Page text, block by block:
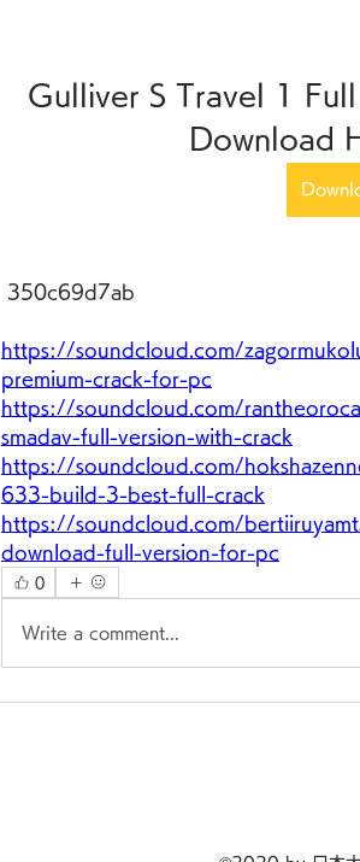
Gulliver S Travel 1
Download
350c69d7ab
https://soundcloud.com/
premium-crack-for-pc
https://soundcloud.com/
smadav-full-version-with-crack
https://soundcloud.com/
633-build-3-best-full-crack
https://soundcloud.com/
download-full-version-for-pc
0
Write a comment...